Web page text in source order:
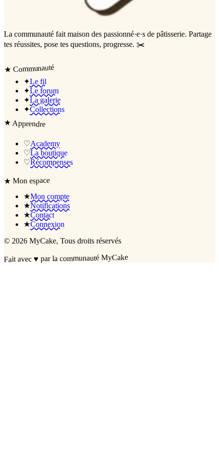
La communauté fait maison des passionné·e·s de pâtisserie. Partage
tes réussites, pose tes questions, progresse. ✂️
★ Communauté
✦Le fil
✦Le forum
✦La galerie
✦Collections
★Apprendre
♡Academy
♡La boutique
♡Récompenses
★Mon espace
★Mon compte
★Notifications
★Contact
★Connexion
© 2026 MyCake, Tous droits réservés
Fait avec♥ par la communauté MyCake